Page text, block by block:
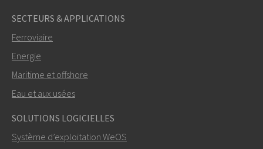
SECTEURS & APPLICATIONS
Ferroviaire
Energie
Maritime et offshore
Eau et aux usées
SOLUTIONS LOGICIELLES
Système d’exploitation WeOS